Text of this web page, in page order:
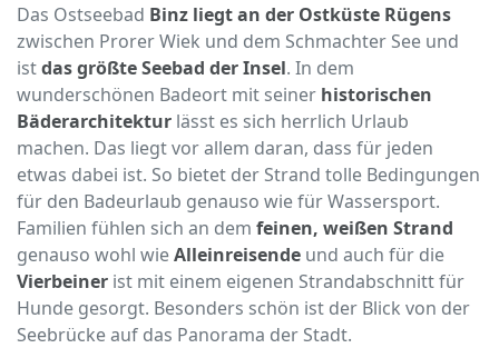
Das Ostseebad Binz liegt an der Ostküste Rügens
zwischen Prorer Wiek und dem Schmachter See und
istdas größte Seebad der Insel. In dem
wunderschönen Badeort mit seiner historischen
Bäderarchitektur lässt es sich herrlich Urlaub
machen. Das liegt vor allem daran, dass für jeden
etwas dabei ist. So bietet der Strand tolle Bedingungen
für den Badeurlaub genauso wie für Wassersport.
Familien fühlen sich an dem feinen, weißen Strand
genauso wohl wieAlleinreisende und auch für die
Vierbeiner ist mit einem eigenen Strandabschnitt für
Hunde gesorgt. Besonders schön ist der Blick von der
Seebrücke auf das Panorama der Stadt.